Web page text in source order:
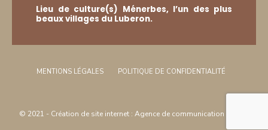
Lieu de culture(s) Ménerbes, l’un des plus
beaux villages du Luberon.
MENTIONS LÉGALES POLITIQUE DE CONFIDENTIALITÉ
© 2021 - Création de site internet : Agence de communication